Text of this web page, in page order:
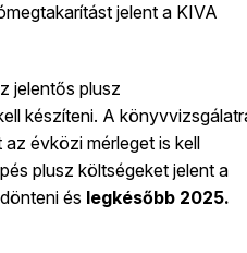
jelent a KIVA
jelentős plusz
készíteni. A
évközi mérleget is kell
plusz költségeket jelent a
és legkésőbb 2025.